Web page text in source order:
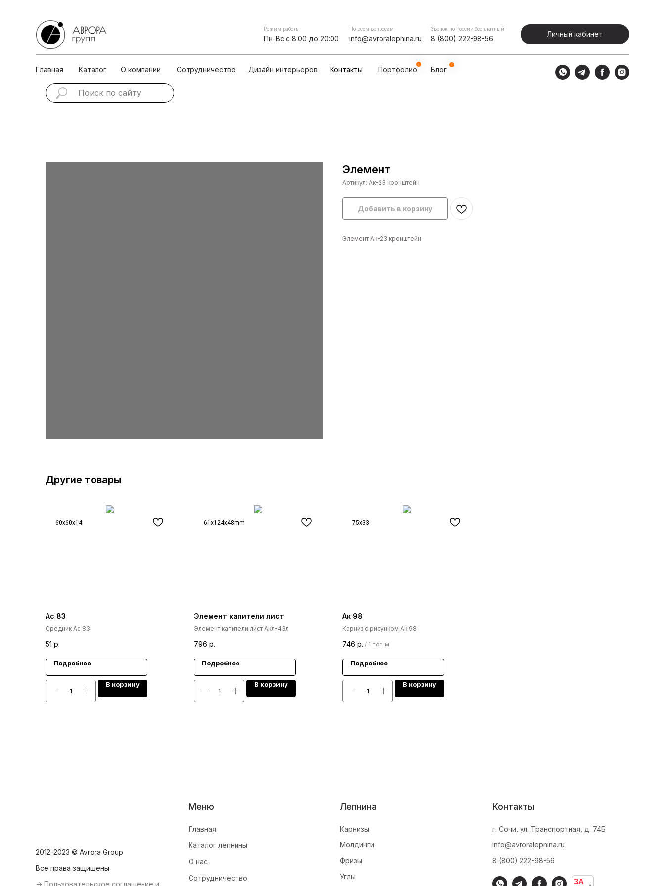
Режим работы
Пн-Вс с 8:00 до 20:00
По всем вопросам
info@avroralepnina.ru
Главная
Звонок по России бесплатный
8 (800) 222-98-56
Каталог О компании Сотрудничество Дизайн интерьеров Портфолио Блог
Личный кабинет
Контакты
Личный кабинет
Элемент
Артикул: Ак-23 кронштейн
Добавить в корзину
Элемент Ак-23 кронштейн
Другие товары
60x60x14
Ас 83
Средник Ас 83
51 р.
Подробнее
В корзину
61x124x48mm
Элемент капители лист
Элемент капители лист Акл-43л
796 р.
Подробнее
В корзину
75x33
Ак 98
Карниз с рисунком Ак 98
746 р. / 1 пог. м
Подробнее
В корзину
Меню
Главная
О нас
Каталог лепнины
Сотрудничество
Контакты
г. Сочи, ул. Транспортная, д. 74Б
info@avroralepnina.ru
8 (800) 222-98-56
Лепнина
Карнизы
Молдинги
Фризы
Углы
2012-2023 © Avrora Group
Все права защищены
-> Пользовательское соглашение и
ЗА